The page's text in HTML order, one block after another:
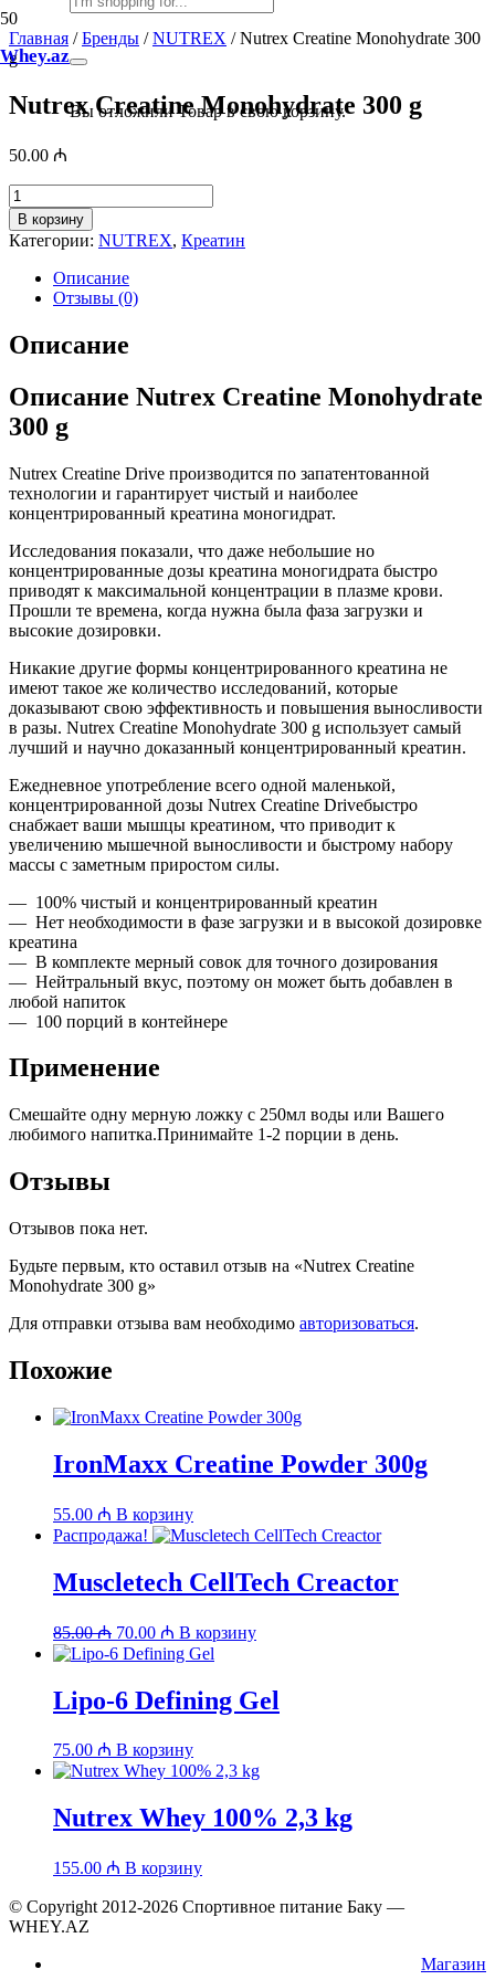
Whey.az
Вы отложилиТоварв свою корзину.
Главная /Бренды /NUTREX / Nutrex Creatine Monohydrate 300
g
Nutrex Creatine Monohydrate 300 g
50.00 ₼
Количество
товара
Nutrex
Creatine
Monohydrate
В корзину
Категории: NUTREX, Креатин
Описание
Отзывы (0)
Описание
Описание Nutrex Creatine Monohydrate
300 g
Nutrex Creatine Drive производится по запатентованной
технологии и гарантирует чистый и наиболее
концентрированный креатина моногидрат.
Исследования показали, что даже небольшие но
концентрированные дозы креатина моногидрата быстро
приводят к максимальной концентрации в плазме крови.
Прошли те времена, когда нужна была фаза загрузки и
высокие дозировки.
Никакие другие формы концентрированного креатина не
имеют такое же количество исследований, которые
доказывают свою эффективность и повышения выносливости
в разы. Nutrex Creatine Monohydrate 300 g использует самый
лучший и научно доказанный концентрированный креатин.
Ежедневное употребление всего одной маленькой,
концентрированной дозы Nutrex Creatine Driveбыстро
снабжает ваши мышцы креатином, что приводит к
увеличению мышечной выносливости и быстрому набору
массы с заметным приростом силы.
— 100% чистый и концентрированный креатин
— Нет необходимости в фазе загрузки и в высокой дозировке
креатина
— В комплекте мерный совок для точного дозирования
— Нейтральный вкус, поэтому он может быть добавлен в
любой напиток
— 100 порций в контейнере
Применение
Смешайте одну мерную ложку с 250мл воды или Вашего
любимого напитка.Принимайте 1-2 порции в день.
Отзывы
Отзывов пока нет.
Будьте первым, кто оставил отзыв на «Nutrex Creatine
Monohydrate 300 g»
Для отправки отзыва вам необходимо авторизоваться.
Похожие
IronMaxx Creatine Powder 300g
55.00 ₼ В корзину
Распродажа!
Muscletech CellTech Creactor
85.00₼ Первоначальная
цена
составляла
85.00 ₼.
70.00 ₼ Текущая
цена:
В корзину
Lipo-6 Defining Gel
75.00 ₼ В корзину
Nutrex Whey 100% 2,3 kg
155.00 ₼ В корзину
© Copyright 2012-2026 Спортивное питание Баку —
WHEY.AZ
Магазин